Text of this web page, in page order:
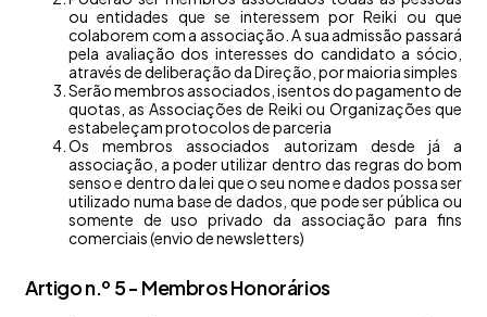
ou entidades que se interessem por Reiki ou que
colaborem com a associação. A sua admissão passará
pela avaliação dos interesses do candidato a sócio,
através de deliberação da Direção, por maioria simples
Serão membros associados, isentos do pagamento de
quotas, as Associações de Reiki ou Organizações que
estabeleçam protocolos de parceria
Os membros associados autorizam desde já a
associação, a poder utilizar dentro das regras do bom
senso e dentro da lei que o seu nome e dados possa ser
utilizado numa base de dados, que pode ser pública ou
somente de uso privado da associação para fins
comerciais (envio de newsletters)
Artigo n.º 5 - Membros Honorários